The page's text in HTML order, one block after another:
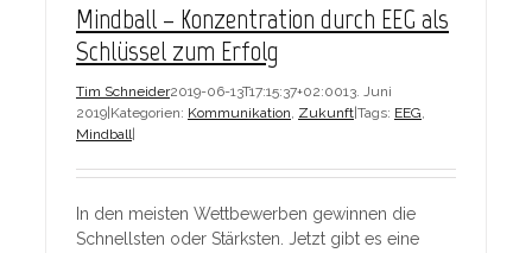
Mindball – Konzentration durch EEG als
Schlüssel zum Erfolg
Tim Schneider2019-06-13T17:15:37+02:0013. Juni
2019 Kategorien: Kommunikation, Zukunft Tags: EEG,
Mindball|
In den meisten Wettbewerben gewinnen die
Schnellsten oder Stärksten. Jetzt gibt es eine